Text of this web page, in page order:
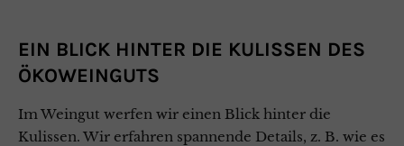
EIN BLICK HINTER DIE KULISSEN DES
ÖKOWEINGUTS
Im Weingut werfen wir einen Blick hinter die
Kulissen. Wir erfahren spannende Details, z. B. wie es